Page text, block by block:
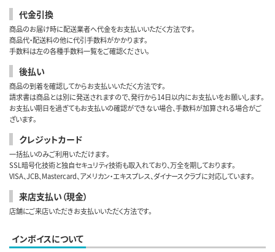
代金引換
商品のお届け時に配送業者へ代金をお支払いいただく方法です。
商品代・配送料の他に代引手数料がかかります。
手数料は左の各種手数料一覧をご確認ください。
後払い
商品の到着を確認してからお支払いいただく方法です。
請求書は商品とは別に発送されますので、発行から14日以内にお支払いをお願いします。
お支払い期日を過ぎてもお支払いの確認ができない場合、手数料が加算される場合がご
ざいます。
クレジットカード
一括払いのみご利用いただけます。
SSL暗号化技術と独自セキュリティ技術も取入れており、万全を期しております。
VISA、JCB、Mastercard、アメリカン・エキスプレス、ダイナースクラブに対応しています。
来店支払い（現金）
店舗にご来店いただきお支払いいただく方法です。
インボイスについて